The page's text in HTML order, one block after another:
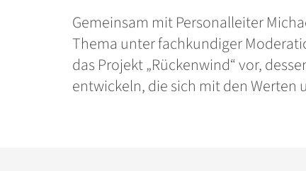
Gemeinsam mit Personalleiter
Thema unter fachkundiger
das Projekt „Rückenwind“ vor,
entwickeln, die sich mit den Werten